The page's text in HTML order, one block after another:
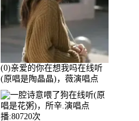
(0)亲爱的你在想我吗在线听
(原唱是陶晶晶)，薇演唱点
播:159722次